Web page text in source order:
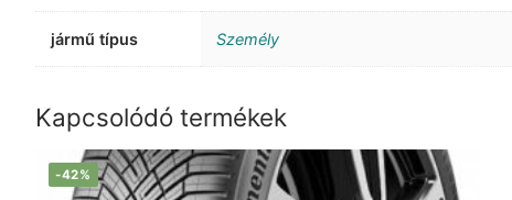
jármű típus Személy
Kapcsolódó termékek
-42%